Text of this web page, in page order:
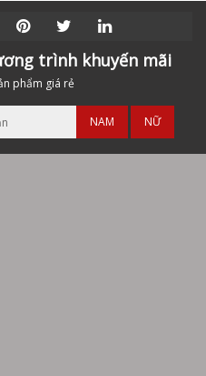
trình khuyến mãi
phẩm giá rẻ
NAM NỮ